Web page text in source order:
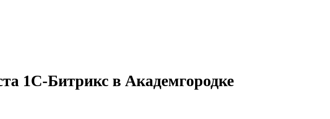
1С-Битрикс в Академгородке